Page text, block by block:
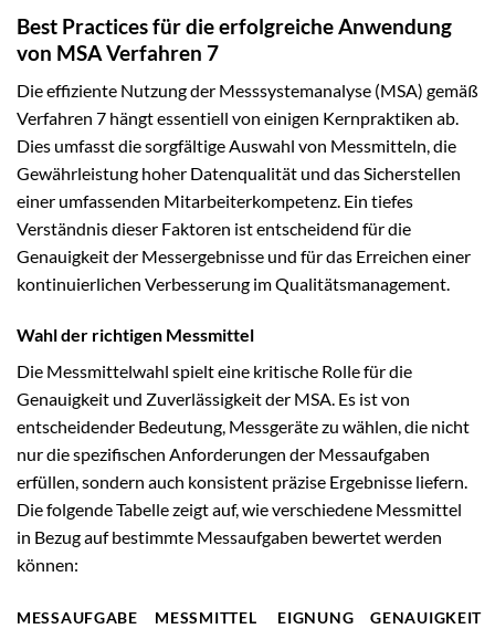
Best Practices für die erfolgreiche Anwendung
von MSA Verfahren 7
Die effiziente Nutzung der Messsystemanalyse (MSA) gemäß
Verfahren 7 hängt essentiell von einigen Kernpraktiken ab.
Dies umfasst die sorgfältige Auswahl von Messmitteln, die
Gewährleistung hoher Datenqualität und das Sicherstellen
einer umfassenden Mitarbeiterkompetenz. Ein tiefes
Verständnis dieser Faktoren ist entscheidend für die
Genauigkeit der Messergebnisse und für das Erreichen einer
kontinuierlichen Verbesserung im Qualitätsmanagement.
Wahl der richtigen Messmittel
Die Messmittelwahl spielt eine kritische Rolle für die
Genauigkeit und Zuverlässigkeit der MSA. Es ist von
entscheidender Bedeutung, Messgeräte zu wählen, die nicht
nur die spezifischen Anforderungen der Messaufgaben
erfüllen, sondern auch konsistent präzise Ergebnisse liefern.
Die folgende Tabelle zeigt auf, wie verschiedene Messmittel
in Bezug auf bestimmte Messaufgaben bewertet werden
können:
MESSAUFGABE MESSMITTEL EIGNUNG
GENAUIGKEIT